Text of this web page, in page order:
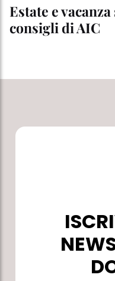
Estate e
consigli di AIC